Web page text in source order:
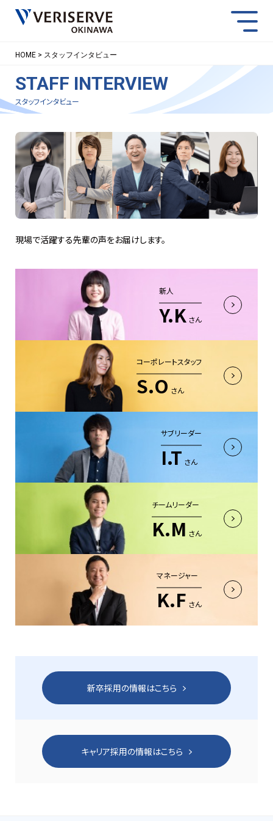
NEWS ACCESS CONTACT
HOME スタッフインタビュー
STAFF INTERVIEW
スタッフインタビュー
現場で活躍する先輩の声をお届けします。
新人
Y.K さん
コーポレートスタッフ
S.O さん
サブリーダー
I.T さん
チームリーダー
K.M さん
マネージャー
K.F さん
新卒採用の情報はこちら
キャリア採用の情報はこちら